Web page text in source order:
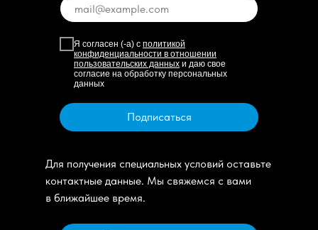
Я согласен (-а) с политикой
конфиденциальности в отношении
пользовательских данных и даю свое
согласие на обработку персональных
данных
Подписаться
Для получения специальных условий оставьте
контактные данные. Мы свяжемся с вами
в ближайшее время.